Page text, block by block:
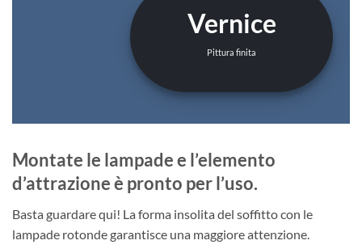
Vernice
Pittura finita
Montate le lampade e l’elemento
d’attrazione è pronto per l’uso.
Basta guardare qui! La forma insolita del soffitto con le
lampade rotonde garantisce una maggiore attenzione.